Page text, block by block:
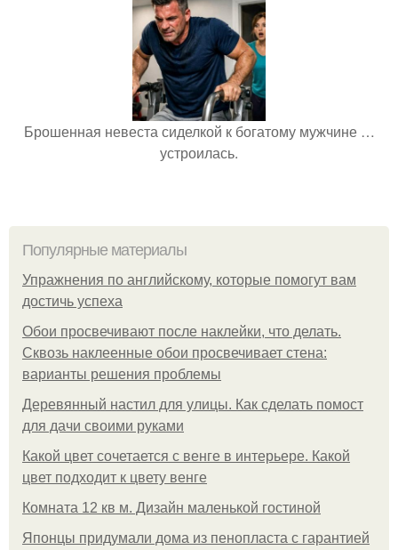
Брошенная невеста сиделкой к богатому мужчине …
устроилась.
Популярные материалы
Упражнения по английскому, которые помогут вам
достичь успеха
Обои просвечивают после наклейки, что делать.
Сквозь наклеенные обои просвечивает стена:
варианты решения проблемы
Деревянный настил для улицы. Как сделать помост
для дачи своими руками
Какой цвет сочетается с венге в интерьере. Какой
цвет подходит к цвету венге
Комната 12 кв м. Дизайн маленькой гостиной
Японцы придумали дома из пенопласта с гарантией